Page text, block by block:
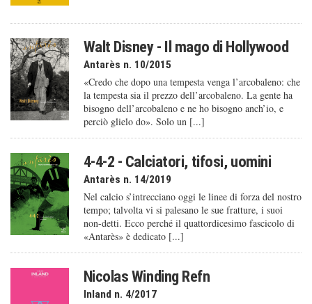
Walt Disney - Il mago di Hollywood
Antarès n. 10/2015
«Credo che dopo una tempesta venga l’arcobaleno: che
la tempesta sia il prezzo dell’arcobaleno. La gente ha
bisogno dell’arcobaleno e ne ho bisogno anch’io, e
perciò glielo do». Solo un [...]
4-4-2 - Calciatori, tifosi, uomini
Antarès n. 14/2019
Nel calcio s’intrecciano oggi le linee di forza del nostro
tempo; talvolta vi si palesano le sue fratture, i suoi
non-detti. Ecco perché il quattordicesimo fascicolo di
«Antarès» è dedicato [...]
Nicolas Winding Refn
Inland n. 4/2017